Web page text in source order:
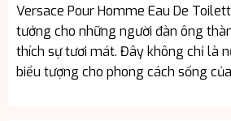
Versace Pour Homme Eau De
tưởng cho những người đàn ông
thích sự tươi mát. Đây không chỉ là
biểu tượng cho phong cách sống